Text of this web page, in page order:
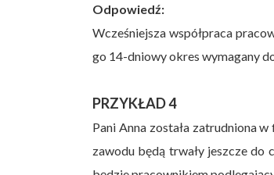
Odpowiedź:
Wcześniejsza współpraca
go 14-dniowy okres wymagany
PRZYKŁAD 4
Pani Anna została zatrudniona
zawodu będą trwały jeszcze